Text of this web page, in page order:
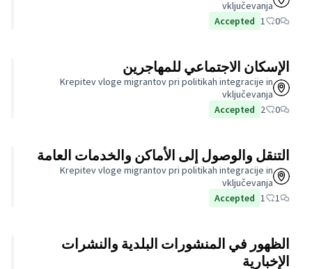
Krepitev vloge
والخدمات العامة
Krepitev vloge
والنشرات